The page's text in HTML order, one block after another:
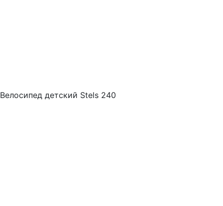
Велосипед детский Stels 240